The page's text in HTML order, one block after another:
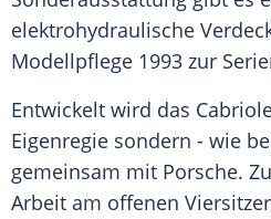
elektrohydraulische
Modellpflege 1993 zur
Entwickelt wird das
Eigenregie sondern - wie
gemeinsam mit Porsche.
Arbeit am offenen Viersitzer